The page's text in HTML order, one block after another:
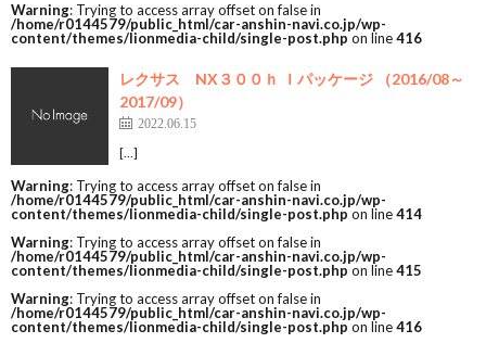
Warning: Trying to access array offset on false in
/home/r0144579/public_html/car-anshin-navi.co.jp/wp-
content/themes/lionmedia-child/single-post.php on line416
レクサス NX３００ｈ Ｉパッケージ （2016/08～
2017/09）
2022.06.15
[…]
Warning: Trying to access array offset on false in
/home/r0144579/public_html/car-anshin-navi.co.jp/wp-
content/themes/lionmedia-child/single-post.php on line414
Warning: Trying to access array offset on false in
/home/r0144579/public_html/car-anshin-navi.co.jp/wp-
content/themes/lionmedia-child/single-post.php on line415
Warning: Trying to access array offset on false in
/home/r0144579/public_html/car-anshin-navi.co.jp/wp-
content/themes/lionmedia-child/single-post.php on line416